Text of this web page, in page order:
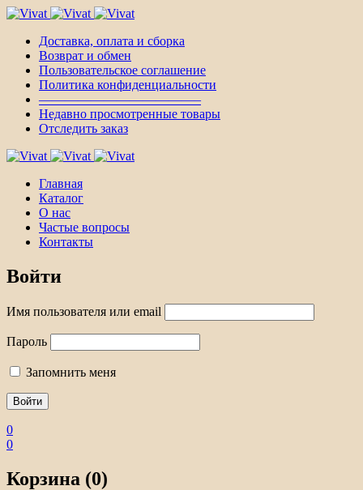
Доставка, оплата и сборка
Возврат и обмен
Пользовательское соглашение
Политика конфиденциальности
————————————–
Недавно просмотренные товары
Отследить заказ
Главная
Каталог
О нас
Частые вопросы
Контакты
Войти
Имя пользователя или email
Пароль
Запомнить меня
0
0
Корзина (0)